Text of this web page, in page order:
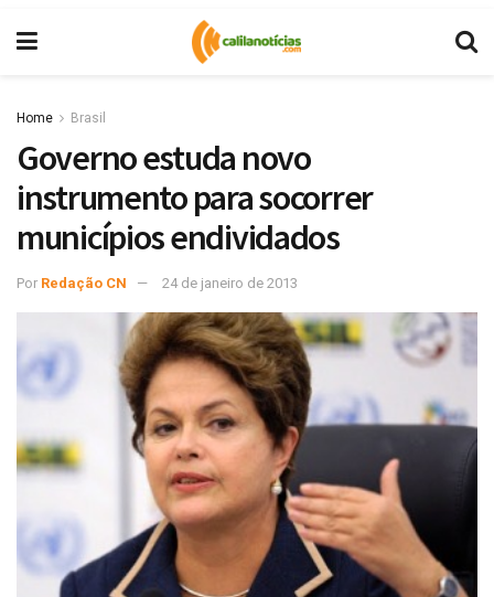
Home Brasil
Governo estuda novo
instrumento para socorrer
municípios endividados
Por Redação CN 24 de janeiro de 2013